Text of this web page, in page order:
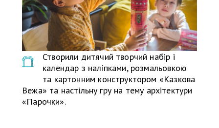
Створили дитячий творчий набір і
календар з наліпками, розмальовкою
та картонним конструктором «Казкова
Вежа» та настільну гру на тему архітектури
«Парочки».